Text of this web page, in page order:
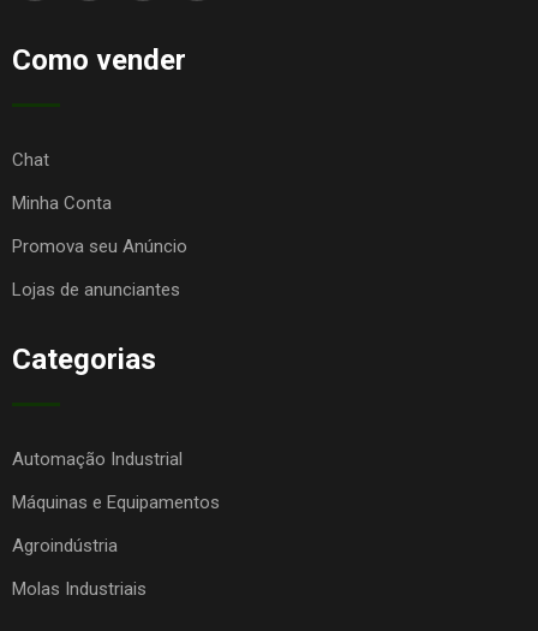
Como vender
Chat
Minha Conta
Promova seu Anúncio
Lojas de anunciantes
Categorias
Automação Industrial
Máquinas e Equipamentos
Agroindústria
Molas Industriais